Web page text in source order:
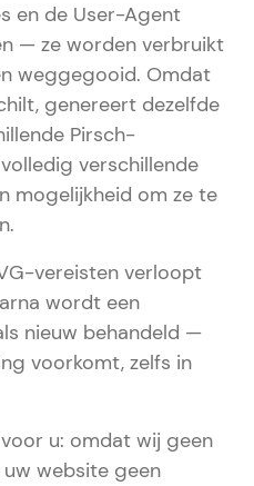
en de User-Agent
— ze worden verbruikt
weggegooid. Omdat
genereert dezelfde
Pirsch-
verschillende
mogelijkheid om ze te
vereisten verloopt
wordt een
nieuw behandeld —
voorkomt, zelfs in
u: omdat wij geen
website geen